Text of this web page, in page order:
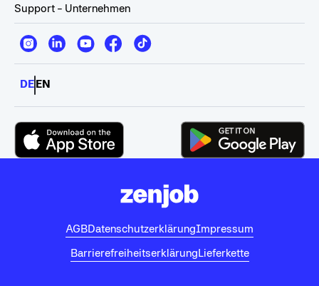
Support - Unternehmen
DEEN
AGBDatenschutzerklärungImpressum
BarrierefreiheitserklärungLieferkette